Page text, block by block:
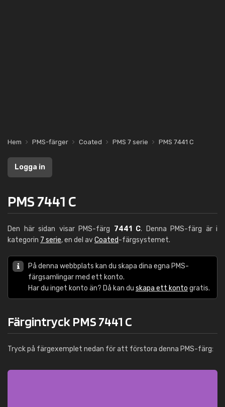
Hem PMS-färger Coated PMS 7 serie PMS 7441 C
Logga in
PMS 7441 C
Den här sidan visar PMS-färg 7441 C. Denna PMS-färg är i
kategorin 7 serie, en del avCoated-färgsystemet.
På denna webbplats kan du skapa dina egna PMS-
färgsamlingar med ett konto.
Har du inget konto än? Då kan du skapa ett konto gratis.
Färgintryck PMS 7441 C
Tryck på färgexemplet nedan för att förstora denna PMS-färg: